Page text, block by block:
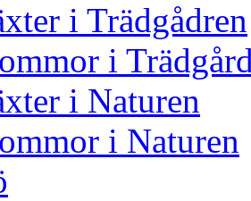
i Trädgådren
i
i Naturen
i Naturen